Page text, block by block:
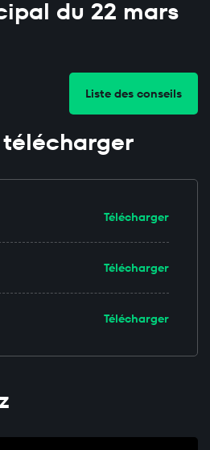
du 22 mars
Liste des conseils
Télécharger
Télécharger
Télécharger